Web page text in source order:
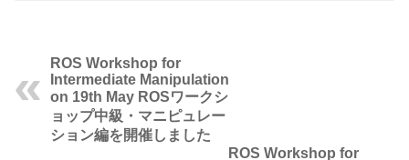
ROS Workshop for
Intermediate Manipulation
on 19th May ROSワークシ
ョップ中級・マニピュレー
ション編を開催しました
ROS Workshop for